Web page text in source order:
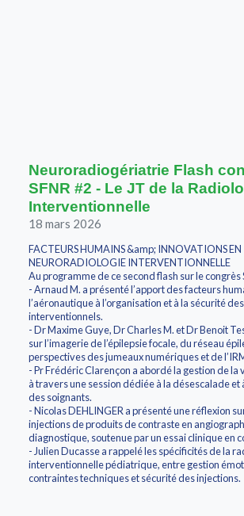
Neuroradiogériatrie Flash
SFNR #2 - Le JT de la
Interventionnelle
18 mars 2026
FACTEURS HUMAINS &amp; INNOVATIONS EN
NEURORADIOLOGIE INTERVENTIONNELLE
Au programme de ce second flash sur le congrès
- Arnaud M. a présenté l’apport des facteurs
l’aéronautique à l’organisation et à la sécurité
interventionnels.
- Dr Maxime Guye, Dr Charles M. et Dr Benoit
sur l’imagerie de l’épilepsie focale, du réseau
perspectives des jumeaux numériques et de
- Pr Frédéric Clarençon a abordé la gestion de la
à travers une session dédiée à la désescalade et
des soignants.
- Nicolas DEHLINGER a présenté une réflexion
injections de produits de contraste en
diagnostique, soutenue par un essai clinique en
- Julien Ducasse a rappelé les spécificités de la
interventionnelle pédiatrique, entre gestion
contraintes techniques et sécurité des injections.